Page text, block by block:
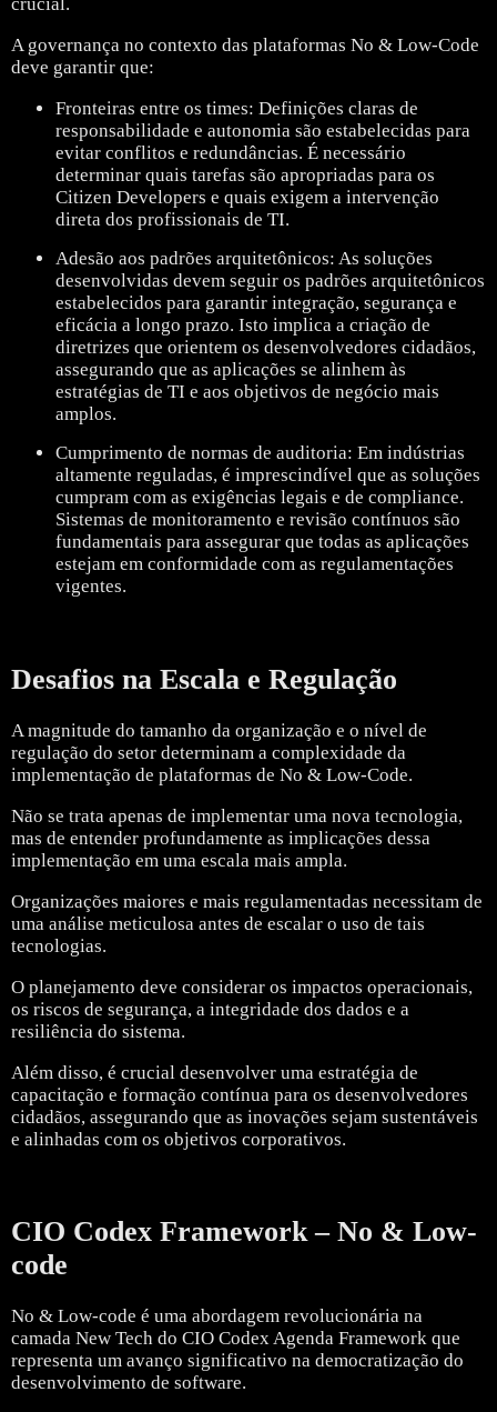
crucial.
A governança no contexto das plataformas No & Low-Code
deve garantir que:
Fronteiras entre os times: Definições claras de
responsabilidade e autonomia são estabelecidas para
evitar conflitos e redundâncias. É necessário
determinar quais tarefas são apropriadas para os
Citizen Developers e quais exigem a intervenção
direta dos profissionais de TI.
Adesão aos padrões arquitetônicos: As soluções
desenvolvidas devem seguir os padrões arquitetônicos
estabelecidos para garantir integração, segurança e
eficácia a longo prazo. Isto implica a criação de
diretrizes que orientem os desenvolvedores cidadãos,
assegurando que as aplicações se alinhem às
estratégias de TI e aos objetivos de negócio mais
amplos.
Cumprimento de normas de auditoria: Em indústrias
altamente reguladas, é imprescindível que as soluções
cumpram com as exigências legais e de compliance.
Sistemas de monitoramento e revisão contínuos são
fundamentais para assegurar que todas as aplicações
estejam em conformidade com as regulamentações
vigentes.
Desafios na Escala e Regulação
A magnitude do tamanho da organização e o nível de
regulação do setor determinam a complexidade da
implementação de plataformas de No & Low-Code.
Não se trata apenas de implementar uma nova tecnologia,
mas de entender profundamente as implicações dessa
implementação em uma escala mais ampla.
Organizações maiores e mais regulamentadas necessitam de
uma análise meticulosa antes de escalar o uso de tais
tecnologias.
O planejamento deve considerar os impactos operacionais,
os riscos de segurança, a integridade dos dados e a
resiliência do sistema.
Além disso, é crucial desenvolver uma estratégia de
capacitação e formação contínua para os desenvolvedores
cidadãos, assegurando que as inovações sejam sustentáveis
e alinhadas com os objetivos corporativos.
CIO Codex Framework – No & Low-
code
No & Low-code é uma abordagem revolucionária na
camada New Tech do CIO Codex Agenda Framework que
representa um avanço significativo na democratização do
desenvolvimento de software.